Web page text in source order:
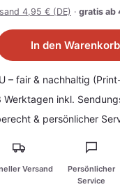
4,95 € (DE) · gratis ab
In den
– fair & nachhaltig
Werktagen inkl.
& persönlicher
Versand
Persönlicher
Service